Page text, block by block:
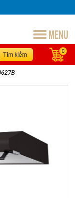
0